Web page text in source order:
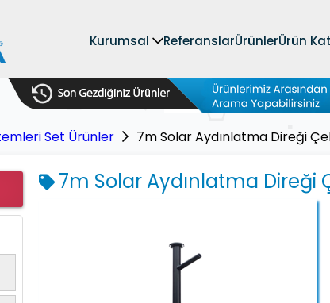
Kurumsal ReferanslarÜrünlerÜrün
Set Ürünler 7m Solar Aydınlatma Direği
7m Solar Aydınlatma Direği